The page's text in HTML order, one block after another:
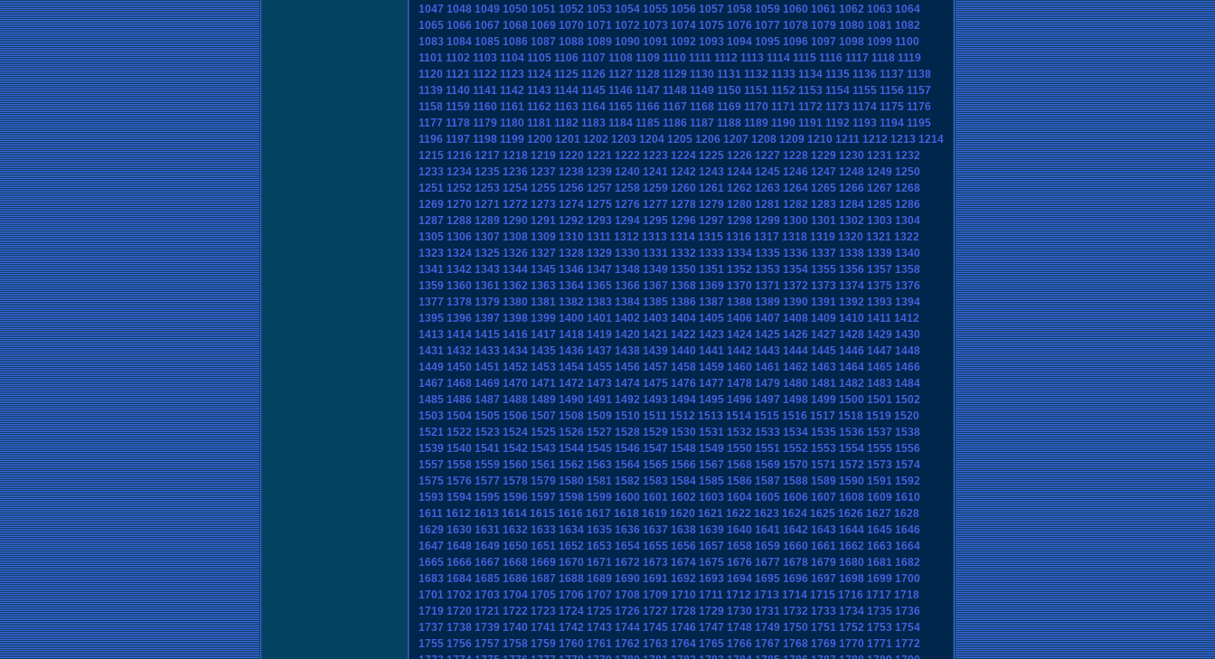
1047 1048 1049 1050 1051 1052 1053 1054 1055 1056 1057 1058 1059 1060 1061 1062 1063 1064
1065 1066 1067 1068 1069 1070 1071 1072 1073 1074 1075 1076 1077 1078 1079 1080 1081 1082
1083 1084 1085 1086 1087 1088 1089 1090 1091 1092 1093 1094 1095 1096 1097 1098 1099 1100
1101 1102 1103 1104 1105 1106 1107 1108 1109 1110 1111 1112 1113 1114 1115 1116 1117 1118 1119
1120 1121 1122 1123 1124 1125 1126 1127 1128 1129 1130 1131 1132 1133 1134 1135 1136 1137 1138
1139 1140 1141 1142 1143 1144 1145 1146 1147 1148 1149 1150 1151 1152 1153 1154 1155 1156 1157
1158 1159 1160 1161 1162 1163 1164 1165 1166 1167 1168 1169 1170 1171 1172 1173 1174 1175 1176
1177 1178 1179 1180 1181 1182 1183 1184 1185 1186 1187 1188 1189 1190 1191 1192 1193 1194 1195
1196 1197 1198 1199 1200 1201 1202 1203 1204 1205 1206 1207 1208 1209 1210 1211 1212 1213 1214
1215 1216 1217 1218 1219 1220 1221 1222 1223 1224 1225 1226 1227 1228 1229 1230 1231 1232
1233 1234 1235 1236 1237 1238 1239 1240 1241 1242 1243 1244 1245 1246 1247 1248 1249 1250
1251 1252 1253 1254 1255 1256 1257 1258 1259 1260 1261 1262 1263 1264 1265 1266 1267 1268
1269 1270 1271 1272 1273 1274 1275 1276 1277 1278 1279 1280 1281 1282 1283 1284 1285 1286
1287 1288 1289 1290 1291 1292 1293 1294 1295 1296 1297 1298 1299 1300 1301 1302 1303 1304
1305 1306 1307 1308 1309 1310 1311 1312 1313 1314 1315 1316 1317 1318 1319 1320 1321 1322
1323 1324 1325 1326 1327 1328 1329 1330 1331 1332 1333 1334 1335 1336 1337 1338 1339 1340
1341 1342 1343 1344 1345 1346 1347 1348 1349 1350 1351 1352 1353 1354 1355 1356 1357 1358
1359 1360 1361 1362 1363 1364 1365 1366 1367 1368 1369 1370 1371 1372 1373 1374 1375 1376
1377 1378 1379 1380 1381 1382 1383 1384 1385 1386 1387 1388 1389 1390 1391 1392 1393 1394
1395 1396 1397 1398 1399 1400 1401 1402 1403 1404 1405 1406 1407 1408 1409 1410 1411 1412
1413 1414 1415 1416 1417 1418 1419 1420 1421 1422 1423 1424 1425 1426 1427 1428 1429 1430
1431 1432 1433 1434 1435 1436 1437 1438 1439 1440 1441 1442 1443 1444 1445 1446 1447 1448
1449 1450 1451 1452 1453 1454 1455 1456 1457 1458 1459 1460 1461 1462 1463 1464 1465 1466
1467 1468 1469 1470 1471 1472 1473 1474 1475 1476 1477 1478 1479 1480 1481 1482 1483 1484
1485 1486 1487 1488 1489 1490 1491 1492 1493 1494 1495 1496 1497 1498 1499 1500 1501 1502
1503 1504 1505 1506 1507 1508 1509 1510 1511 1512 1513 1514 1515 1516 1517 1518 1519 1520
1521 1522 1523 1524 1525 1526 1527 1528 1529 1530 1531 1532 1533 1534 1535 1536 1537 1538
1539 1540 1541 1542 1543 1544 1545 1546 1547 1548 1549 1550 1551 1552 1553 1554 1555 1556
1557 1558 1559 1560 1561 1562 1563 1564 1565 1566 1567 1568 1569 1570 1571 1572 1573 1574
1575 1576 1577 1578 1579 1580 1581 1582 1583 1584 1585 1586 1587 1588 1589 1590 1591 1592
1593 1594 1595 1596 1597 1598 1599 1600 1601 1602 1603 1604 1605 1606 1607 1608 1609 1610
1611 1612 1613 1614 1615 1616 1617 1618 1619 1620 1621 1622 1623 1624 1625 1626 1627 1628
1629 1630 1631 1632 1633 1634 1635 1636 1637 1638 1639 1640 1641 1642 1643 1644 1645 1646
1647 1648 1649 1650 1651 1652 1653 1654 1655 1656 1657 1658 1659 1660 1661 1662 1663 1664
1665 1666 1667 1668 1669 1670 1671 1672 1673 1674 1675 1676 1677 1678 1679 1680 1681 1682
1683 1684 1685 1686 1687 1688 1689 1690 1691 1692 1693 1694 1695 1696 1697 1698 1699 1700
1701 1702 1703 1704 1705 1706 1707 1708 1709 1710 1711 1712 1713 1714 1715 1716 1717 1718
1719 1720 1721 1722 1723 1724 1725 1726 1727 1728 1729 1730 1731 1732 1733 1734 1735 1736
1737 1738 1739 1740 1741 1742 1743 1744 1745 1746 1747 1748 1749 1750 1751 1752 1753 1754
1755 1756 1757 1758 1759 1760 1761 1762 1763 1764 1765 1766 1767 1768 1769 1770 1771 1772